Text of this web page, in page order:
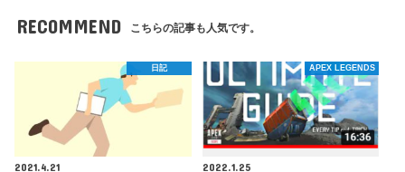
RECOMMEND こちらの記事も人気です。
日記
2021.4.21
APEX LEGENDS
2022.1.25